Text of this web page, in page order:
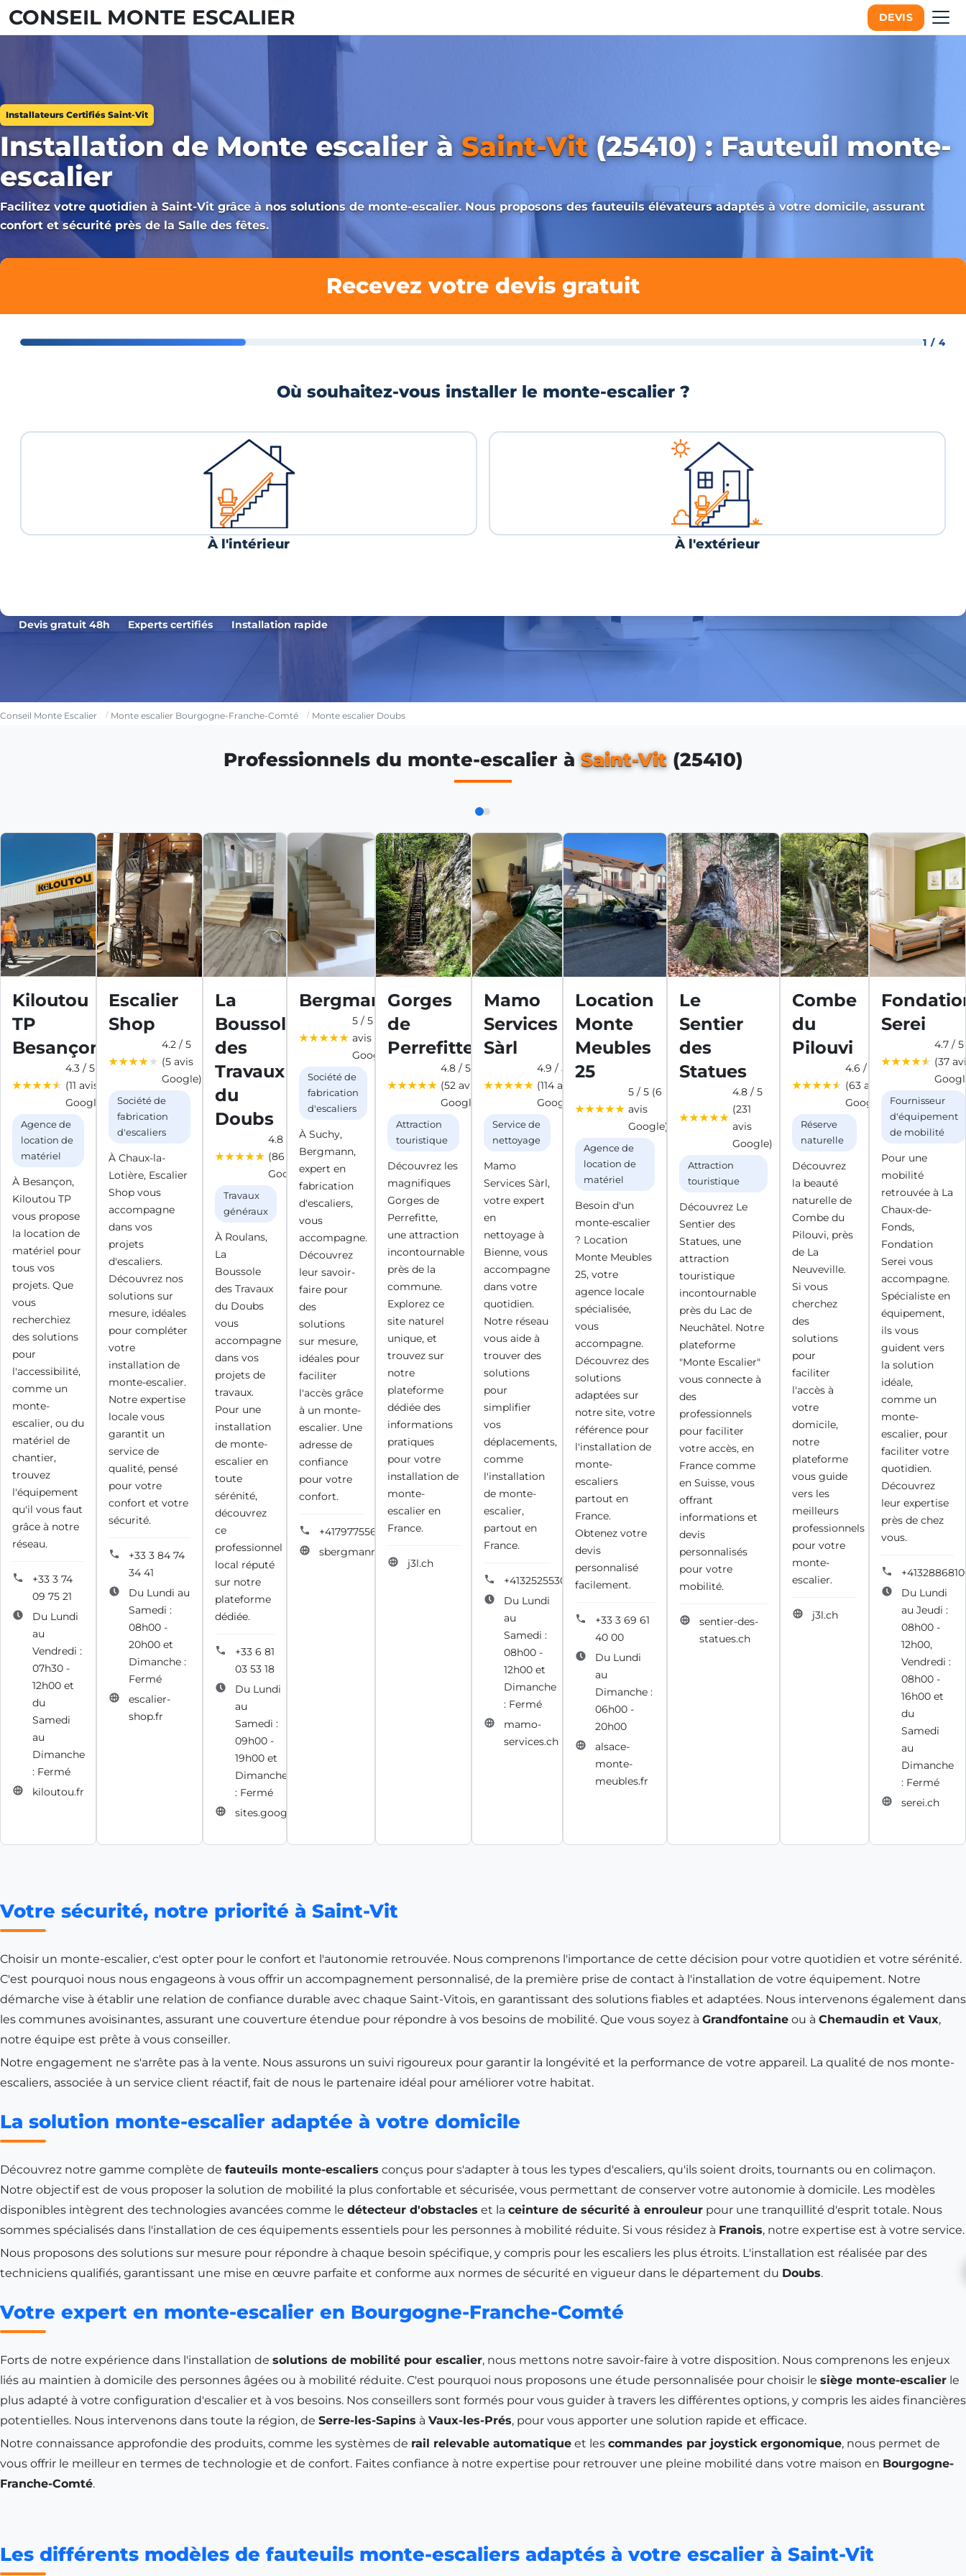
CONSEIL MONTE ESCALIER DEVIS
Installateurs Certifiés Saint-Vit
Installation de Monte escalier àSaint-Vit(25410) : Fauteuil monte-
escalier
Facilitez votre quotidien à Saint-Vit grâce à nos solutions de monte-escalier. Nous proposons des fauteuils élévateurs adaptés à votre domicile, assurant
confort et sécurité près de la Salle des fêtes.
Recevez votre devis gratuit
1 / 4
Où souhaitez-vous installer le monte-escalier ?
À l'intérieur À l'extérieur
Devis gratuit 48h Experts certifiés Installation rapide
Conseil Monte Escalier Monte escalier Bourgogne-Franche-Comté Monte escalier Doubs
Professionnels du monte-escalier àSaint-Vit(25410)
Kiloutou
TP
Besançon
4.3 / 5
(11 avis
Google)
Agence de
location de
matériel
À Besançon,
Kiloutou TP
vous propose
la location de
matériel pour
tous vos
projets. Que
vous
recherchiez
des solutions
pour
l'accessibilité,
comme un
monte-
escalier, ou du
matériel de
chantier,
trouvez
l'équipement
qu'il vous faut
grâce à notre
réseau.
+33 3 74
09 75 21
Du Lundi
au
Vendredi :
07h30 -
12h00 et
du
Samedi
au
Dimanche
: Fermé
kiloutou.fr
Escalier
Shop
4.2 / 5
(5 avis
Google)
Société de
fabrication
d'escaliers
À Chaux-la-
Lotière, Escalier
Shop vous
accompagne
dans vos
projets
d'escaliers.
Découvrez nos
solutions sur
mesure, idéales
pour compléter
votre
installation de
monte-escalier.
Notre expertise
locale vous
garantit un
service de
qualité, pensé
pour votre
confort et votre
sécurité.
+33 3 84 74
34 41
Du Lundi au
Samedi :
08h00 -
20h00 et
Dimanche :
Fermé
escalier-
shop.fr
La
Boussole
des
Travaux
du
Doubs
4.8 / 5
(86 avis
Google)
Travaux
généraux
À Roulans,
La
Boussole
des Travaux
du Doubs
vous
accompagne
dans vos
projets de
travaux.
Pour une
installation
de monte-
escalier en
toute
sérénité,
découvrez
ce
professionnel
local réputé
sur notre
plateforme
dédiée.
+33 6 81
03 53 18
Du Lundi
au
Samedi :
09h00 -
19h00 et
Dimanche
: Fermé
sites.google.com
Bergmann
5 / 5 (2
avis
Google)
Société de
fabrication
d'escaliers
À Suchy,
Bergmann,
expert en
fabrication
d'escaliers,
vous
accompagne.
Découvrez
leur savoir-
faire pour
des
solutions
sur mesure,
idéales pour
faciliter
l'accès grâce
à un monte-
escalier. Une
adresse de
confiance
pour votre
confort.
+41797755642
sbergmann.ch
Gorges
de
Perrefitte
4.8 / 5
(52 avis
Google)
Attraction
touristique
Découvrez les
magnifiques
Gorges de
Perrefitte,
une attraction
incontournable
près de la
commune.
Explorez ce
site naturel
unique, et
trouvez sur
notre
plateforme
dédiée des
informations
pratiques
pour votre
installation de
monte-
escalier en
France.
j3l.ch
Mamo
Services
Sàrl
4.9 / 5
(114 avis
Google)
Service de
nettoyage
Mamo
Services Sàrl,
votre expert
en
nettoyage à
Bienne, vous
accompagne
dans votre
quotidien.
Notre réseau
vous aide à
trouver des
solutions
pour
simplifier
vos
déplacements,
comme
l'installation
de monte-
escalier,
partout en
France.
+41325255308
Du Lundi
au
Samedi :
08h00 -
12h00 et
Dimanche
: Fermé
mamo-
services.ch
Location
Monte
Meubles
25
5 / 5 (6
avis
Google)
Agence de
location de
matériel
Besoin d'un
monte-escalier
? Location
Monte Meubles
25, votre
agence locale
spécialisée,
vous
accompagne.
Découvrez des
solutions
adaptées sur
notre site, votre
référence pour
l'installation de
monte-
escaliers
partout en
France.
Obtenez votre
devis
personnalisé
facilement.
+33 3 69 61
40 00
Du Lundi
au
Dimanche :
06h00 -
20h00
alsace-
monte-
meubles.fr
Le
Sentier
des
Statues
4.8 / 5
(231
avis
Google)
Attraction
touristique
Découvrez Le
Sentier des
Statues, une
attraction
touristique
incontournable
près du Lac de
Neuchâtel. Notre
plateforme
"Monte Escalier"
vous connecte à
des
professionnels
pour faciliter
votre accès, en
France comme
en Suisse, vous
offrant
informations et
devis
personnalisés
pour votre
mobilité.
sentier-des-
statues.ch
Combe
du
Pilouvi
4.6 / 5
(63 avis
Google)
Réserve
naturelle
Découvrez
la beauté
naturelle de
Combe du
Pilouvi, près
de La
Neuveville.
Si vous
cherchez
des
solutions
pour
faciliter
l'accès à
votre
domicile,
notre
plateforme
vous guide
vers les
meilleurs
professionnels
pour votre
monte-
escalier.
j3l.ch
Serei
4.7 / 5
(37
Fournisseur
d'équipement
de mobilité
Pour une
mobilité
retrouvée à La
Chaux-de-
Fonds,
Fondation
Serei vous
accompagne.
Spécialiste en
équipement,
ils vous
guident vers
la solution
idéale,
comme un
monte-
escalier, pour
faciliter votre
quotidien.
Découvrez
leur expertise
près de chez
vous.
Du Lundi
au Jeudi :
08h00 -
12h00,
Vendredi :
08h00 -
16h00 et
du
Samedi
au
Dimanche
: Fermé
serei.ch
Votre sécurité, notre priorité à Saint-Vit
Choisir un monte-escalier, c'est opter pour le confort et l'autonomie retrouvée. Nous comprenons l'importance de cette décision pour votre quotidien et votre sérénité.
C'est pourquoi nous nous engageons à vous offrir un accompagnement personnalisé, de la première prise de contact à l'installation de votre équipement. Notre
démarche vise à établir une relation de confiance durable avec chaque Saint-Vitois, en garantissant des solutions fiables et adaptées. Nous intervenons également dans
les communes avoisinantes, assurant une couverture étendue pour répondre à vos besoins de mobilité. Que vous soyez à Grandfontaine ou à Chemaudin et Vaux,
notre équipe est prête à vous conseiller.
Notre engagement ne s'arrête pas à la vente. Nous assurons un suivi rigoureux pour garantir la longévité et la performance de votre appareil. La qualité de nos monte-
escaliers, associée à un service client réactif, fait de nous le partenaire idéal pour améliorer votre habitat.
La solution monte-escalier adaptée à votre domicile
Découvrez notre gamme complète de fauteuils monte-escaliers conçus pour s'adapter à tous les types d'escaliers, qu'ils soient droits, tournants ou en colimaçon.
Notre objectif est de vous proposer la solution de mobilité la plus confortable et sécurisée, vous permettant de conserver votre autonomie à domicile. Les modèles
disponibles intègrent des technologies avancées comme le détecteur d'obstacles et la ceinture de sécurité à enrouleur pour une tranquillité d'esprit totale. Nous
sommes spécialisés dans l'installation de ces équipements essentiels pour les personnes à mobilité réduite. Si vous résidez à Franois, notre expertise est à votre service.
Nous proposons des solutions sur mesure pour répondre à chaque besoin spécifique, y compris pour les escaliers les plus étroits. L'installation est réalisée par des
techniciens qualifiés, garantissant une mise en œuvre parfaite et conforme aux normes de sécurité en vigueur dans le département du Doubs.
Votre expert en monte-escalier en Bourgogne-Franche-Comté
Forts de notre expérience dans l'installation de solutions de mobilité pour escalier, nous mettons notre savoir-faire à votre disposition. Nous comprenons les enjeux
liés au maintien à domicile des personnes âgées ou à mobilité réduite. C'est pourquoi nous proposons une étude personnalisée pour choisir le siège monte-escalier le
plus adapté à votre configuration d'escalier et à vos besoins. Nos conseillers sont formés pour vous guider à travers les différentes options, y compris les aides financières
potentielles. Nous intervenons dans toute la région, de Serre-les-Sapins à Vaux-les-Prés, pour vous apporter une solution rapide et efficace.
Notre connaissance approfondie des produits, comme les systèmes de rail relevable automatique et les commandes par joystick ergonomique, nous permet de
vous offrir le meilleur en termes de technologie et de confort. Faites confiance à notre expertise pour retrouver une pleine mobilité dans votre maison en Bourgogne-
Franche-Comté.
Les différents modèles de fauteuils monte-escaliers adaptés à votre escalier à Saint-Vit